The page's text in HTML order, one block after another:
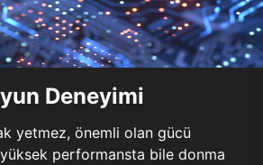
Deneyimi
yetmez, önemli olan gücü
performansta bile donma